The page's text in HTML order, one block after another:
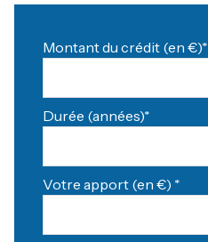
Montant du crédit (en €)*
Durée (années)*
Votre apport (en €) *